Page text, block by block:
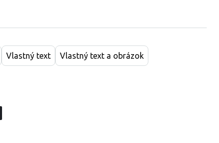
Vlastný text Vlastný text a obrázok